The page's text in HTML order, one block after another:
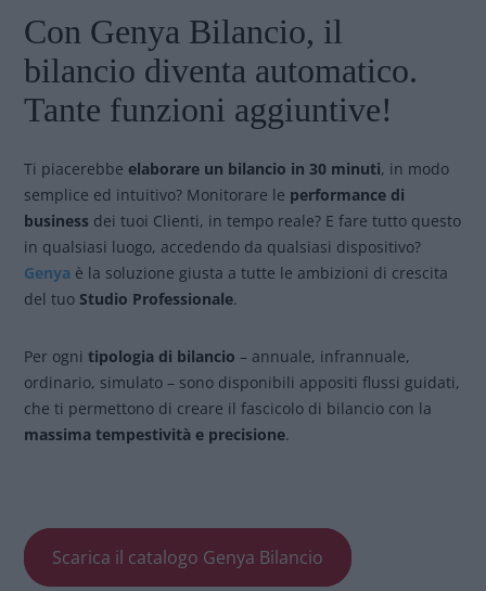
Con Genya Bilancio, il
bilancio diventa automatico.
Tante funzioni aggiuntive!
Ti piacerebbe elaborare un bilancio in 30 minuti, in modo
semplice ed intuitivo? Monitorare le performance di
business dei tuoi Clienti, in tempo reale? E fare tutto questo
in qualsiasi luogo, accedendo da qualsiasi dispositivo?
Genya è la soluzione giusta a tutte le ambizioni di crescita
del tuo Studio Professionale.
Per ognitipologia di bilancio – annuale, infrannuale,
ordinario, simulato – sono disponibili appositi flussi guidati,
che ti permettono di creare il fascicolo di bilancio con la
massima tempestività e precisione.
Scarica il catalogo Genya Bilancio